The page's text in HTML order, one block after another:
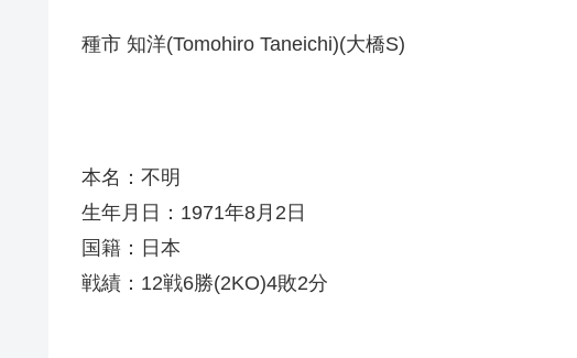
種市 知洋(Tomohiro Taneichi)(大橋S)
本名：不明
生年月日：1971年8月2日
国籍：日本
戦績：12戦6勝(2KO)4敗2分